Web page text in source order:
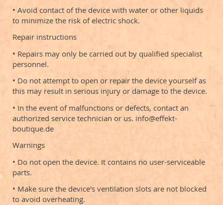
• Avoid contact of the device with water or other liquids
to minimize the risk of electric shock.
Repair instructions
• Repairs may only be carried out by qualified specialist
personnel.
• Do not attempt to open or repair the device yourself as
this may result in serious injury or damage to the device.
• In the event of malfunctions or defects, contact an
authorized service technician or us. info@effekt-
boutique.de
Warnings
• Do not open the device. It contains no user-serviceable
parts.
• Make sure the device's ventilation slots are not blocked
to avoid overheating.